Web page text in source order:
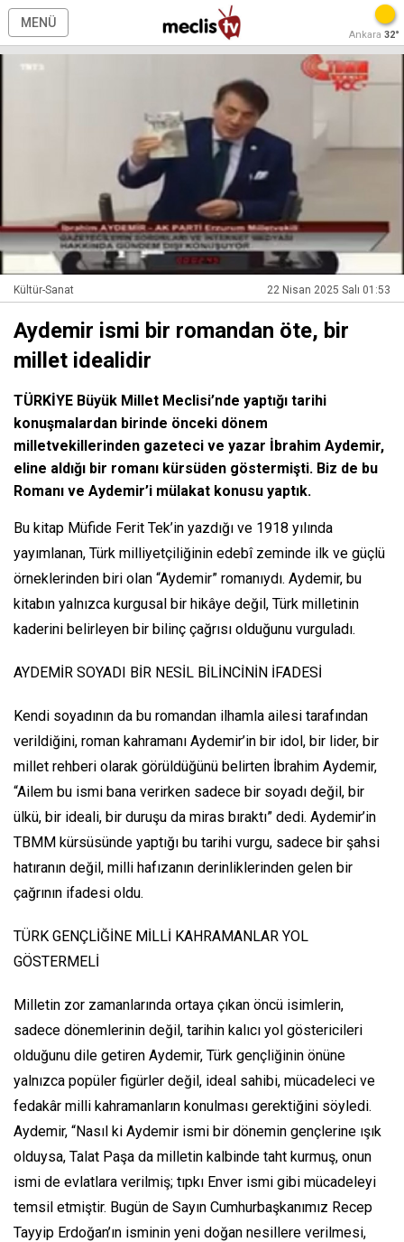
MENÜ
Ankara 32°
Kültür-Sanat 22 Nisan 2025 Salı 01:53
Aydemir ismi bir romandan öte, bir
millet idealidir
TÜRKİYE Büyük Millet Meclisi’nde yaptığı tarihi
konuşmalardan birinde önceki dönem
milletvekillerinden gazeteci ve yazar İbrahim Aydemir,
eline aldığı bir romanı kürsüden göstermişti. Biz de bu
Romanı ve Aydemir’i mülakat konusu yaptık.
Bu kitap Müfide Ferit Tek’in yazdığı ve 1918 yılında
yayımlanan, Türk milliyetçiliğinin edebî zeminde ilk ve güçlü
örneklerinden biri olan “Aydemir” romanıydı. Aydemir, bu
kitabın yalnızca kurgusal bir hikâye değil, Türk milletinin
kaderini belirleyen bir bilinç çağrısı olduğunu vurguladı.
AYDEMİR SOYADI BİR NESİL BİLİNCİNİN İFADESİ
Kendi soyadının da bu romandan ilhamla ailesi tarafından
verildiğini, roman kahramanı Aydemir’in bir idol, bir lider, bir
millet rehberi olarak görüldüğünü belirten İbrahim Aydemir,
“Ailem bu ismi bana verirken sadece bir soyadı değil, bir
ülkü, bir ideali, bir duruşu da miras bıraktı” dedi. Aydemir’in
TBMM kürsüsünde yaptığı bu tarihi vurgu, sadece bir şahsi
hatıranın değil, milli hafızanın derinliklerinden gelen bir
çağrının ifadesi oldu.
TÜRK GENÇLİĞİNE MİLLİ KAHRAMANLAR YOL
GÖSTERMELİ
Milletin zor zamanlarında ortaya çıkan öncü isimlerin,
sadece dönemlerinin değil, tarihin kalıcı yol göstericileri
olduğunu dile getiren Aydemir, Türk gençliğinin önüne
yalnızca popüler figürler değil, ideal sahibi, mücadeleci ve
fedakâr milli kahramanların konulması gerektiğini söyledi.
Aydemir, “Nasıl ki Aydemir ismi bir dönemin gençlerine ışık
olduysa, Talat Paşa da milletin kalbinde taht kurmuş, onun
ismi de evlatlara verilmiş; tıpkı Enver ismi gibi mücadeleyi
temsil etmiştir. Bugün de Sayın Cumhurbaşkanımız Recep
Tayyip Erdoğan’ın isminin yeni doğan nesillere verilmesi,